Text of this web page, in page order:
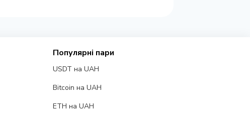
Популярні пари
USDT на UAH
Bitcoin на UAH
ETH на UAH